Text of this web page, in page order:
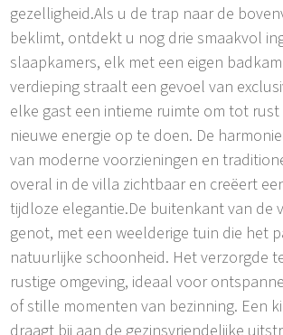
gezelligheid.Als u de trap naar de
beklimt, ontdekt u nog drie smaakvol
slaapkamers, elk met een eigen
verdieping straalt een gevoel van
elke gast een intieme ruimte om tot
nieuwe energie op te doen. De
van moderne voorzieningen en
overal in de villa zichtbaar en creëert
tijdloze elegantie.De buitenkant van de
genot, met een weelderige tuin die het
natuurlijke schoonheid. Het verzorgde
rustige omgeving, ideaal voor
of stille momenten van bezinning. Een